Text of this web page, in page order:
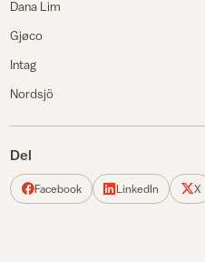
Dana Lim
Gjøco
Intag
Nordsjö
Del
Facebook LinkedIn X